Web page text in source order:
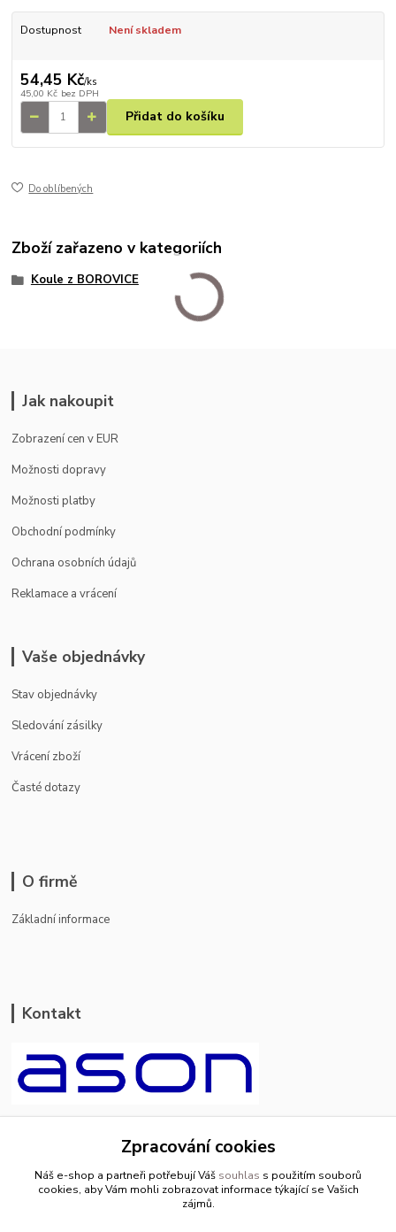
Dostupnost Není skladem
54,45 Kč/ks
45,00 Kč bez DPH
Přidat do košíku
Do oblíbených
Zboží zařazeno v kategoriích
Koule z BOROVICE
Jak nakoupit
Zobrazení cen v EUR
Možnosti dopravy
Možnosti platby
Obchodní podmínky
Ochrana osobních údajů
Reklamace a vrácení
Vaše objednávky
Stav objednávky
Sledování zásilky
Vrácení zboží
Časté dotazy
O firmě
Základní informace
Kontakt
+420 799 500 769
pracovní dny 8-11hod.,13-15hod.
Zpracování cookies
Náš e-shop a partneři potřebují Váš souhlas s použitím souborů
cookies, aby Vám mohli zobrazovat informace týkající se Vašich
zájmů.